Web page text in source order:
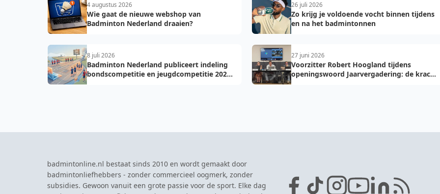
4 augustus 2026
Wie gaat de nieuwe webshop van
Badminton Nederland draaien?
26 juli 2026
Zo krijg je voldoende vocht binnen tijdens
en na het badmintonnen
8 juli 2026
Badminton Nederland publiceert indeling
bondscompetitie en jeugdcompetitie 2026-
27 juni 2026
Voorzitter Robert Hoogland tijdens
openingswoord Jaarvergadering: de kracht
badmintonline.nl bestaat sinds 2010 en wordt gemaakt door
badmintonliefhebbers - zonder commercieel oogmerk, zonder
subsidies. Gewoon vanuit een grote passie voor de sport. Elke dag